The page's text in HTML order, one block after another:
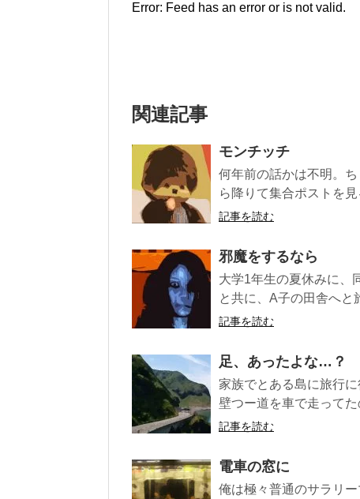
Error: Feed has an error or is not valid.
関連記事
モンチッチ
何年前の話かは不明。
ら降りて集合ポストを
記事を読む
邪魔をするなら
大学1年生の夏休みに、
と共に、A子の田舎へと
記事を読む
足、あったよな…？
家族でとある島に旅行
壁つー道を車で走って
記事を読む
電車の窓に
俺は極々普通のサラリ